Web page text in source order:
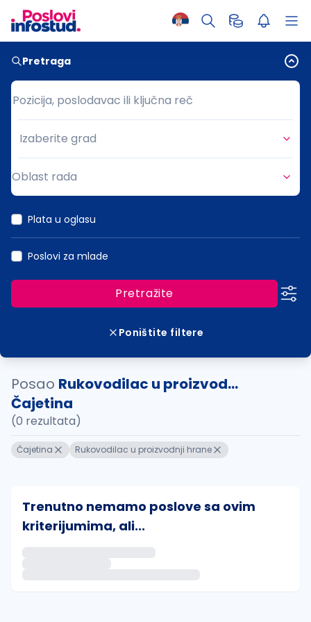
Pretraga
Pozicija, poslodavac ili ključna reč
Pozicija, poslodavac ili ključna reč
Grad
Izaberite grad
Oblast rada
Plata u oglasu
Poslovi za mlade
Pretražite
Poništite filtere
Posao Rukovodilac u proizvod...
Čajetina
(0 rezultata)
Čajetina Rukovodilac u proizvodnji hrane
Trenutno nemamo poslove sa ovim
kriterijumima, ali...